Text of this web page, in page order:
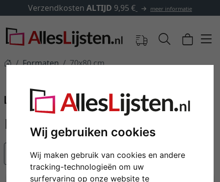
Wij gebruiken cookies
Wij maken gebruik van cookies en andere
tracking-technologieën om uw
surfervaring op onze website te
VerzendkostenALTIJD9,95 € meer informatie
Formaten 70x80 cm
Lijsten 70 x 80 cm
Populariteit